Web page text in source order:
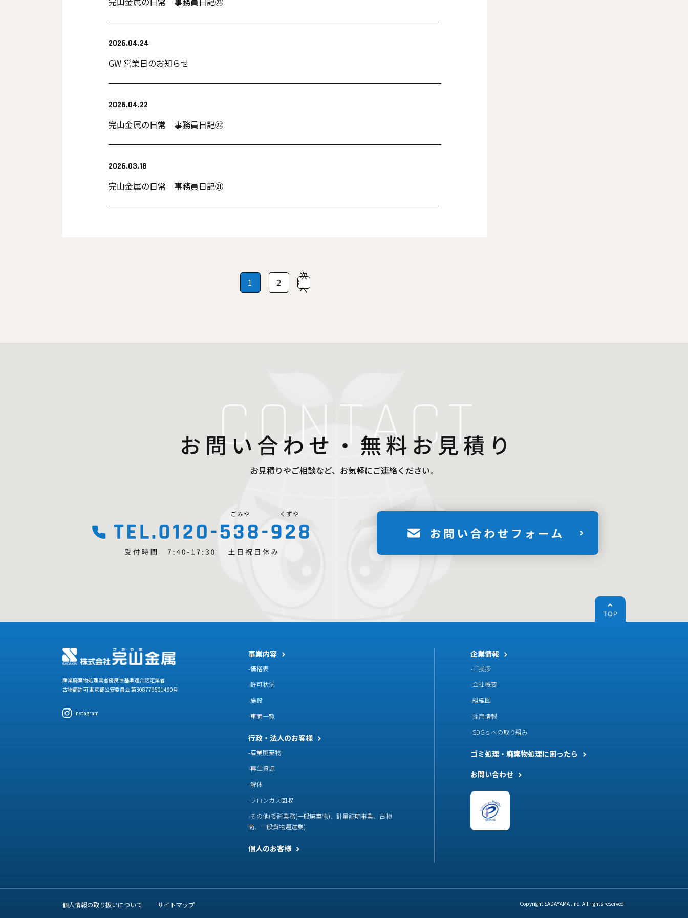
2026.04.24
GW 営業日のお知らせ
2026.04.22
完山金属の日常 事務員日記㉒
2026.03.18
完山金属の日常 事務員日記㉑
投
稿
り
1 2
次
へ
お見積りやご相談など、お気軽にご連絡ください。
産業廃棄物処理業者優良性基準適合認定業者
古物商許可 東京都公安委員会 第308779501490号
Instagram
事業内容
価格表
許可状況
施設
車両一覧
行政・法人のお客様
産業廃棄物
再生資源
解体
フロンガス回収
その他(委託業務(一般廃棄物)、計量証明事業、古物
商、一般貨物運送業)
個人のお客様
企業情報
ご挨拶
会社概要
組織図
採用情報
SDGｓへの取り組み
ゴミ処理・廃棄物処理に困ったら
お問い合わせ
個人情報の取り扱いについて サイトマップ Copyright SADAYAMA .Inc. All rights reserved.